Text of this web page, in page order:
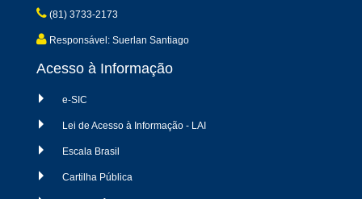
(81) 3733-2173
Responsável: Suerlan Santiago
Acesso à Informação
e-SIC
Lei de Acesso à Informação - LAI
Escala Brasil
Cartilha Pública